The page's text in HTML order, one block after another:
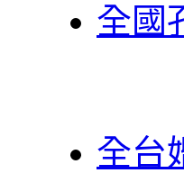
全國
全台